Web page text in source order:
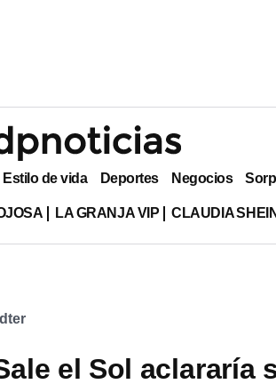
Estilo de vida Deportes Negocios
LA GRANJA VIP CLAUDIA
el Sol aclararía